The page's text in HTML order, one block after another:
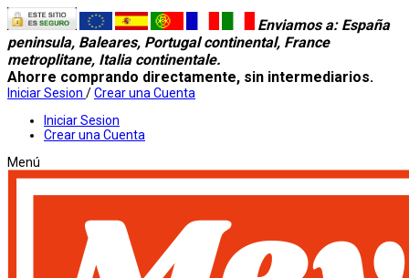
Enviamos a: España
peninsula, Baleares, Portugal continental, France
metroplitane, Italia continentale.
Ahorre comprando directamente, sin intermediarios.
Iniciar Sesion /Crear una Cuenta
Iniciar Sesion
Crear una Cuenta
Menú